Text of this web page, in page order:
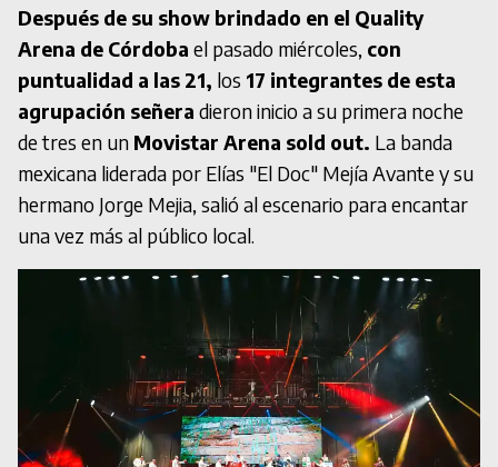
Después de su show brindado en el Quality
Arena de Córdoba el pasado miércoles, con
puntualidad a las 21, los 17 integrantes de esta
agrupación señera dieron inicio a su primera noche
de tres en un Movistar Arena sold out. La banda
mexicana liderada por Elías "El Doc" Mejía Avante y su
hermano Jorge Mejia, salió al escenario para encantar
una vez más al público local.